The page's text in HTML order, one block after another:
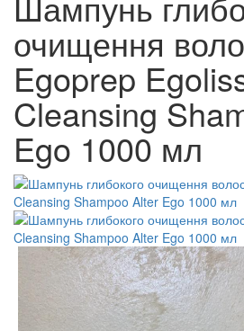
очищення
Egoprep
Cleansing
Ego 1000 мл